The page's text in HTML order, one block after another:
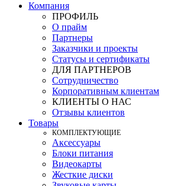
Компания
ПРОФИЛЬ
О прайм
Партнеры
Заказчики и проекты
Статусы и сертификаты
ДЛЯ ПАРТНЕРОВ
Сотрудничество
Корпоративным клиентам
КЛИЕНТЫ О НАС
Отзывы клиентов
Товары
КOМПЛЕКТУЮЩИЕ
Аксессуары
Блоки питания
Видеокарты
Жесткие диски